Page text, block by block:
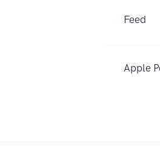
Feed
Apple